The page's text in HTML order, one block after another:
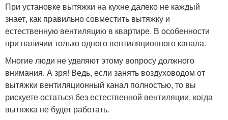
При установке вытяжки на кухне далеко не каждый
знает, как правильно совместить вытяжку и
естественную вентиляцию в квартире. В особенности
при наличии только одного вентиляционного канала.
Многие люди не уделяют этому вопросу должного
внимания. А зря! Ведь, если занять воздуховодом от
вытяжки вентиляционный канал полностью, то вы
рискуете остаться без естественной вентиляции, когда
вытяжка не будет работать.